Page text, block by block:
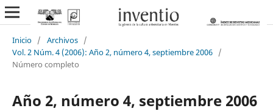
Inicio / Archivos /
Vol. 2 Núm. 4 (2006): Año 2, número 4, septiembre 2006 /
Número completo
Año 2, número 4, septiembre 2006